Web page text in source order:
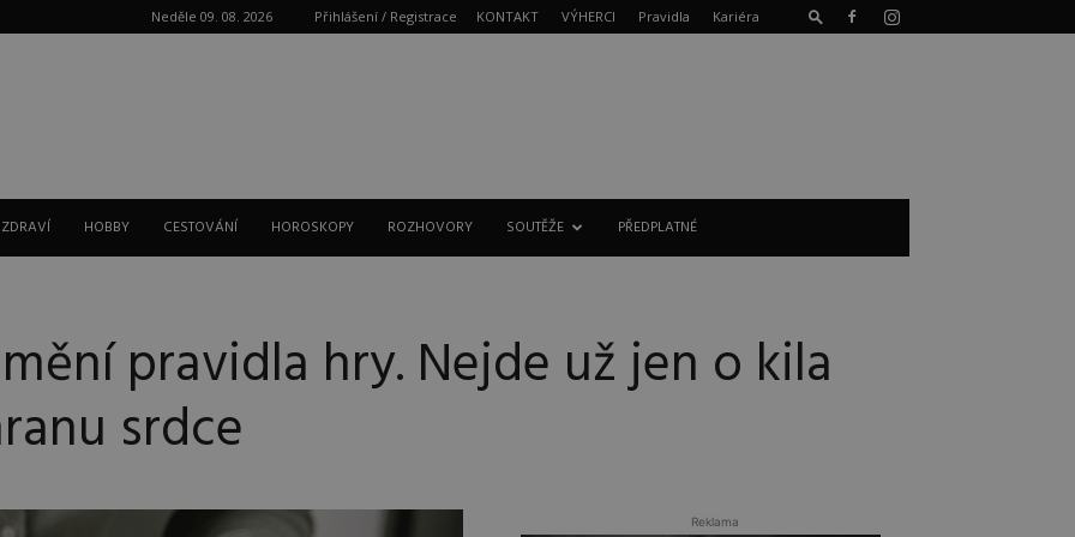
Neděle 09. 08. 2026 Přihlášení / Registrace KONTAKT VÝHERCI Pravidla Kariéra
HOBBY CESTOVÁNÍ HOROSKOPY ROZHOVORY SOUTĚŽE PŘEDPLATNÉ
pravidla hry. Nejde už jen o kila
srdce
Reklama